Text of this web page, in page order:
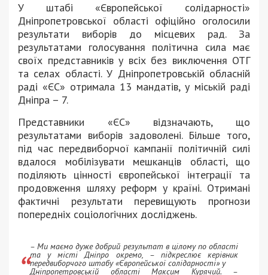
У штабі «Європейської солідарності»
Дніпропетровської області офіційно оголосили
результати виборів до місцевих рад. За
результатами голосування політична сила має
своїх представників у всіх без виключення ОТГ
та селах області. У Дніпропетровській обласній
раді «ЄС» отримала 13 мандатів, у міській раді
Дніпра – 7.
Представники «ЄС» відзначають, що
результатами виборів задоволені. Більше того,
під час передвиборчої кампанії політичній силі
вдалося мобілізувати мешканців області, що
поділяють цінності європейської інтеграції та
продовження шляху реформ у країні. Отримані
фактичні результати перевищують прогнози
попередніх соціологічних досліджень.
– Ми маємо дуже добрий результат в цілому по області
та у місті Дніпро окремо, – підкреслює керівник
передвиборчого штабу «Європейської солідарності» у
Дніпропетровській області Максим Курячий. –